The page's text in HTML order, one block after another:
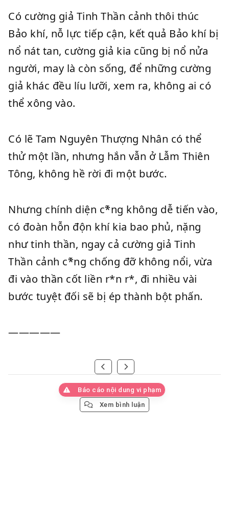
Có cường giả Tinh Thần cảnh thôi thúc
Bảo khí, nỗ lực tiếp cận, kết quả Bảo khí bị
nổ nát tan, cường giả kia cũng bị nổ nửa
người, may là còn sống, để những cường
giả khác đều líu lưỡi, xem ra, không ai có
thể xông vào.
Có lẽ Tam Nguyên Thượng Nhân có thể
thử một lần, nhưng hắn vẫn ở Lẫm Thiên
Tông, không hề rời đi một bước.
Nhưng chính diện c*̃ng không dễ tiến vào,
có đoàn hỗn độn khí kia bao phủ, nặng
như tinh thần, ngay cả cường giả Tinh
Thần cảnh c*̃ng chống đỡ không nổi, vừa
đi vào thần cốt liền r*n r*, đi nhiều vài
bước tuyệt đối sẽ bị ép thành bột phấn.
—————
Báo cáo nội dung vi phạm
Xem bình luận